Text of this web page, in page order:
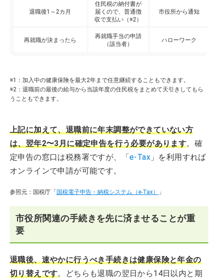
退職後1～2カ月
住民税の納付書が
届くので、普通徴
収で支払い（※2）
市役所から通知
再就職が決まったら
再就職手当の申請
（該当者）
ハローワーク
※1：加入中の健康保険を最大2年まで任意継続することもできます。
※2：退職前の最後の給与から当該年度の住民税をまとめて天引きしてもら
うこともできます。
上記に加えて、退職前に年末調整ができていない方
は、翌年2〜3月に確定申告を行う必要があります。確
定申告の窓口は税務署ですが、「 e-Tax 」を利用すれば
オンラインで申請が可能です。
参照元：国税庁「 国税電子申告・納税システム（e-Tax） 」
市役所関連の手続きを先に済ませることが重
要
退職後、速やかに行うべき手続きは健康保険と年金の
切り替えです。どちらも退職の翌日から14日以内と期